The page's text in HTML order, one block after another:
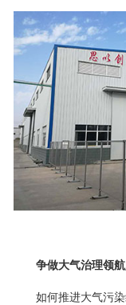
争做大气治理领
如何推进大气污染